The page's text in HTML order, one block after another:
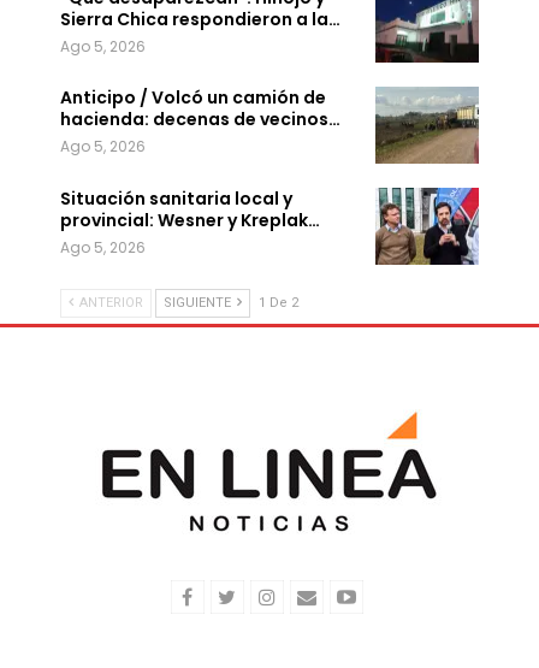
Sierra Chica respondieron a la…
Ago 5, 2026
Anticipo / Volcó un camión de
hacienda: decenas de vecinos…
Ago 5, 2026
Situación sanitaria local y
provincial: Wesner y Kreplak…
Ago 5, 2026
ANTERIOR SIGUIENTE 1 De 2